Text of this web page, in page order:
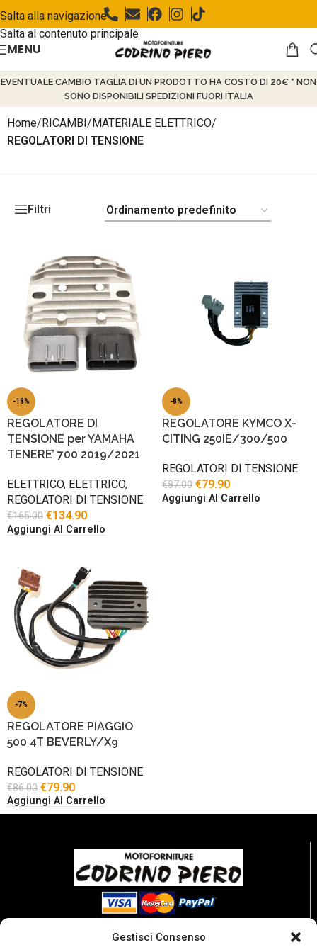
Gestisci Consenso
Salta alla navigazione
Salta al contenuto principale
MENU
EVENTUALE CAMBIO TAGLIA DI UN PRODOTTO HA COSTO DI 20€ * NON
SONO DISPONIBILI SPEDIZIONI FUORI ITALIA
Home/RICAMBI/MATERIALE ELETTRICO/
REGOLATORI DI TENSIONE
Filtri
-18%
REGOLATORE DI
TENSIONE per YAMAHA
TENERE’ 700 2019/2021
ELETTRICO, ELETTRICO,
REGOLATORI DI TENSIONE
€165.00 €134.90
Aggiungi Al Carrello
-8%
REGOLATORE KYMCO X-
CITING 250IE/300/500
REGOLATORI DI TENSIONE
€87.00 €79.90
Aggiungi Al Carrello
-7%
REGOLATORE PIAGGIO
500 4T BEVERLY/X9
REGOLATORI DI TENSIONE
€86.00 €79.90
Aggiungi Al Carrello